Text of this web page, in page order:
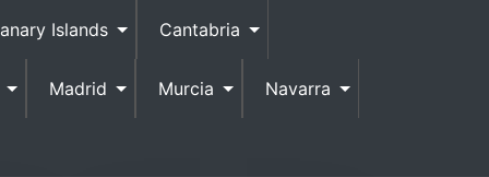
Islands Cantabria
Madrid Murcia Navarra